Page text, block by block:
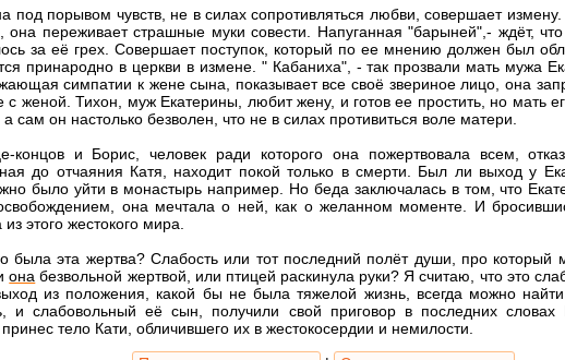
под порывом чувств, не в силах сопротивляться любви, совершает
она переживает страшные муки совести. Напуганная "барыней",- ждёт, что
за её грех. Совершает поступок, который по ее мнению должен был
принародно в церкви в измене. " Кабаниха", - так прозвали мать мужа
симпатии к жене сына, показывает все своё звериное лицо, она
женой. Тихон, муж Екатерины, любит жену, и готов ее простить, но мать
а сам он настолько безволен, что не в силах противиться воле матери.
концов и Борис, человек ради которого она пожертвовала всем,
до отчаяния Катя, находит покой только в смерти. Был ли выход у
было уйти в монастырь например. Но беда заключалась в том, что
она мечтала о ней, как о желанном моменте. И
из этого жестокого мира.
была эта жертва? Слабость или тот последний полёт души, про который
она безвольной жертвой, или птицей раскинула руки? Я считаю, что это
из положения, какой бы не была тяжелой жизнь, всегда можно
и слабовольный её сын, получили свой приговор в последних словах
тело Кати, обличившего их в жестокосердии и немилости.